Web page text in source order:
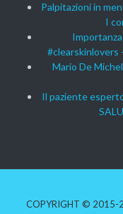
Palpitazioni in
I
#clearskinlovers
Mario De
Il paziente
COPYRIGHT © 2015-